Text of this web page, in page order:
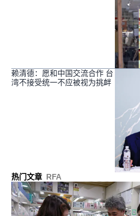
赖清德：愿和中国交流合作 台
湾不接受统一不应被视为挑衅
热门文章 RFA